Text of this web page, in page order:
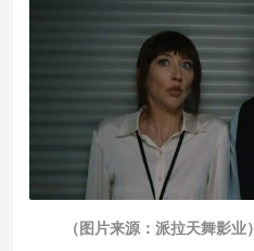
（图片来源：派拉天舞影业）